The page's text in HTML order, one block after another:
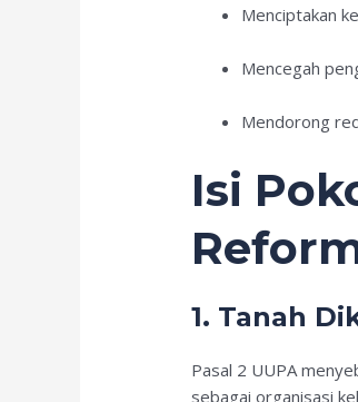
Menciptakan
Mencegah
Mendorong
Isi
1. Tanah
Pasal 2 UUPA
sebagai organisasi